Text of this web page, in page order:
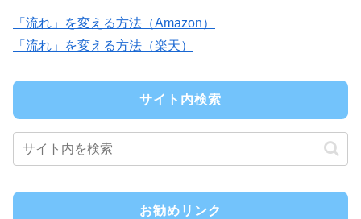
「流れ」を変える方法（Amazon）
「流れ」を変える方法（楽天）
サイト内検索
お勧めリンク